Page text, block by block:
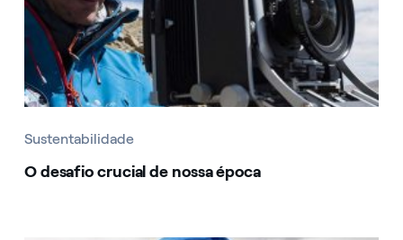
Sustentabilidade
O desafio crucial de nossa época